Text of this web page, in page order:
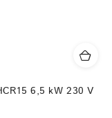
6,5 kW 230 V